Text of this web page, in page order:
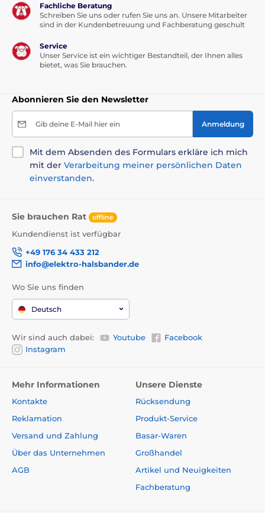
Fachliche Beratung
Schreiben Sie uns oder rufen Sie uns an. Unsere Mitarbeiter
sind in der Kundenbetreuung und Fachberatung geschult
Service
Unser Service ist ein wichtiger Bestandteil, der Ihnen alles
bietet, was Sie brauchen.
Abonnieren Sie den Newsletter
Gib deine E-Mail hier ein Anmeldung
Mit dem Absenden des Formulars erkläre ich mich
mit der Verarbeitung meiner persönlichen Daten
einverstanden.
Sie brauchen Rat offline
Kundendienst ist verfügbar
+49 176 34 433 212
info@elektro-halsbander.de
Wo Sie uns finden
Deutsch
Wir sind auch dabei: Youtube
Facebook
Instagram
Mehr Informationen
Kontakte
Reklamation
Versand und Zahlung
Über das Unternehmen
AGB
Unsere Dienste
Rücksendung
Produkt-Service
Basar-Waren
Großhandel
Artikel und Neuigkeiten
Fachberatung